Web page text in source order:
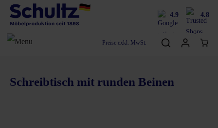
4.9 4.8
Preise exkl. MwSt.
Schreibtisch mit runden Beinen